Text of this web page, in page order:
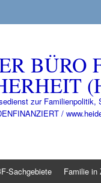
BÜRO
zur
/
Sachgebiete Familie in